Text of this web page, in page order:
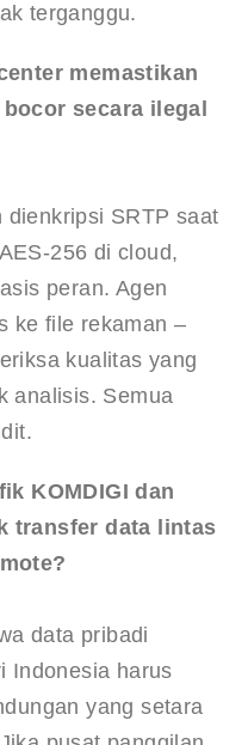
terganggu.
memastikan
secara ilegal
dienkripsi SRTP saat
256 di cloud,
peran. Agen
ke file rekaman –
kualitas yang
analisis. Semua
KOMDIGI dan
transfer data lintas
data pribadi
Indonesia harus
yang setara